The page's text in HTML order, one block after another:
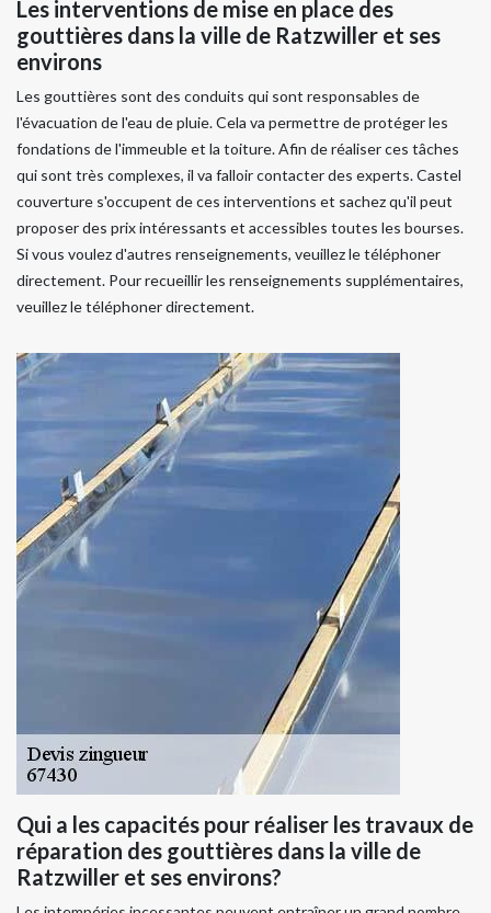
Les interventions de mise en place des
gouttières dans la ville de Ratzwiller et ses
environs
Les gouttières sont des conduits qui sont responsables de
l'évacuation de l'eau de pluie. Cela va permettre de protéger les
fondations de l'immeuble et la toiture. Afin de réaliser ces tâches
qui sont très complexes, il va falloir contacter des experts. Castel
couverture s'occupent de ces interventions et sachez qu'il peut
proposer des prix intéressants et accessibles toutes les bourses.
Si vous voulez d'autres renseignements, veuillez le téléphoner
directement. Pour recueillir les renseignements supplémentaires,
veuillez le téléphoner directement.
Qui a les capacités pour réaliser les travaux de
réparation des gouttières dans la ville de
Ratzwiller et ses environs?